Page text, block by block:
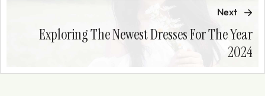
Next
Exploring The Newest Dresses For The Year
2024